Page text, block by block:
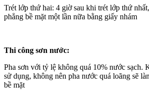
Trét lớp thứ hai: 4 giờ sau khi trét lớp thứ
phẳng bề mặt một lần nữa bằng giấy nhám
Thi công sơn nước:
Pha sơn với tỷ lệ không quá 10% nước sạch.
sử dụng, không nên pha nước quá loãng sẽ
bề mặt